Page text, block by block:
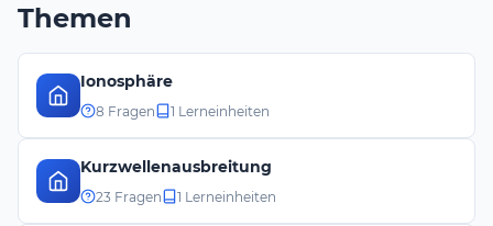
Themen
Ionosphäre
8 Fragen 1 Lerneinheiten
Kurzwellenausbreitung
23 Fragen 1 Lerneinheiten